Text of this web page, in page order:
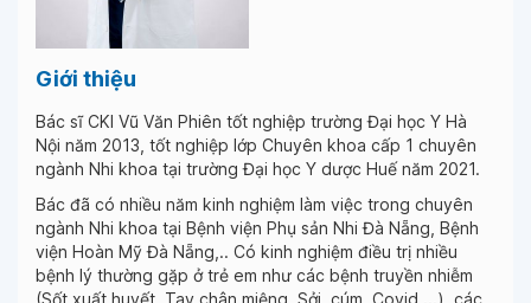
Giới thiệu
Bác sĩ CKI Vũ Văn Phiên tốt nghiệp trường Đại học Y Hà
Nội năm 2013, tốt nghiệp lớp Chuyên khoa cấp 1 chuyên
ngành Nhi khoa tại trường Đại học Y dược Huế năm 2021.
Bác đã có nhiều năm kinh nghiệm làm việc trong chuyên
ngành Nhi khoa tại Bệnh viện Phụ sản Nhi Đà Nẵng, Bệnh
viện Hoàn Mỹ Đà Nẵng,.. Có kinh nghiệm điều trị nhiều
bệnh lý thường gặp ở trẻ em như các bệnh truyền nhiễm
(Sốt xuất huyết, Tay chân miệng, Sởi, cúm, Covid,...), các